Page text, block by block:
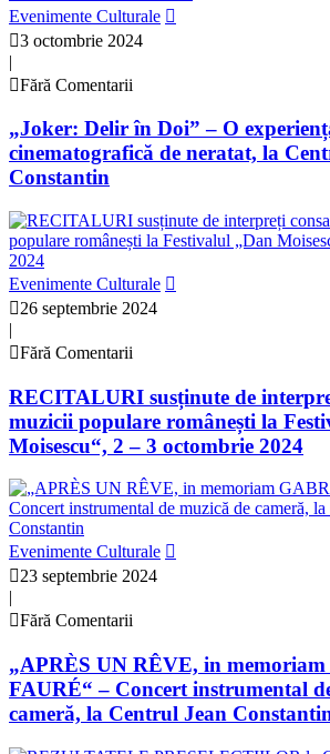
Evenimente Culturale
3 octombrie 2024
|
Fără Comentarii
„Joker: Delir în Doi” – O
cinematografică de neratat, la
Constantin
Evenimente Culturale
26 septembrie 2024
|
Fără Comentarii
RECITALURI susținute de
muzicii populare românești la
Moisescu“, 2 – 3 octombrie 2024
Evenimente Culturale
23 septembrie 2024
|
Fără Comentarii
„APRÈS UN RÊVE, in
FAURÉ“ – Concert instrumental
cameră, la Centrul Jean